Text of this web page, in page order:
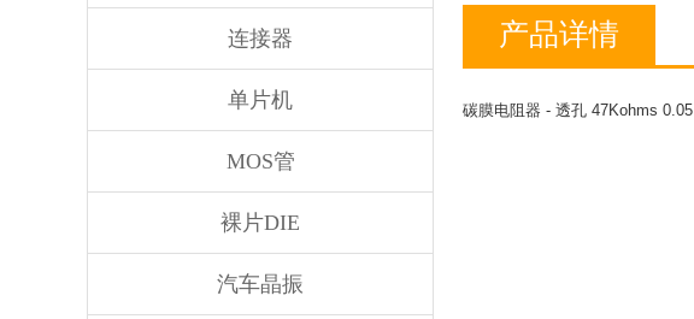
连接器
单片机
MOS管
裸片DIE
汽车晶振
产品详情
碳膜电阻器 - 透孔 47Kohms 0.05